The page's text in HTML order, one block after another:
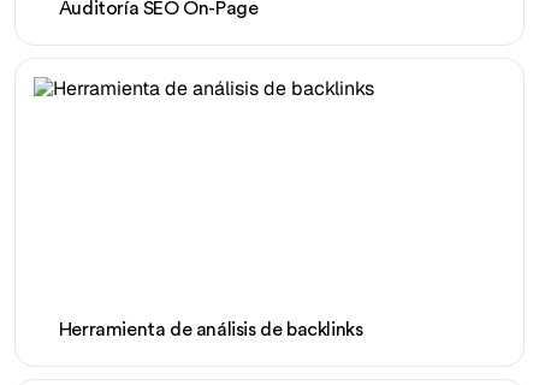
Auditoría SEO On-Page
Herramienta de análisis de backlinks